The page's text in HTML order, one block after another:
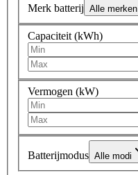
Merk batterij Alle merken
Capaciteit (kWh)
Vermogen (kW)
Batterijmodus Alle modi